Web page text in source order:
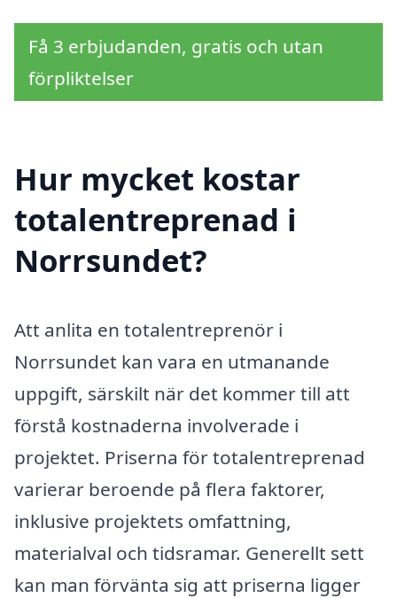
Få 3 erbjudanden, gratis och utan
förpliktelser
Hur mycket kostar
totalentreprenad i
Norrsundet?
Att anlita en totalentreprenör i
Norrsundet kan vara en utmanande
uppgift, särskilt när det kommer till att
förstå kostnaderna involverade i
projektet. Priserna för totalentreprenad
varierar beroende på flera faktorer,
inklusive projektets omfattning,
materialval och tidsramar. Generellt sett
kan man förvänta sig att priserna ligger